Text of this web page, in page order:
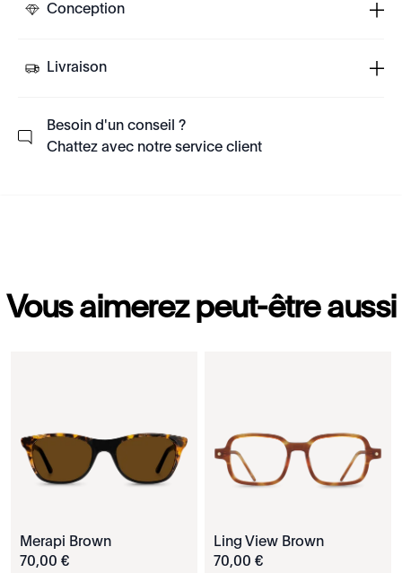
Conception
Livraison
Besoin d'un conseil ?
Chattez avec notre service client
Vous aimerez peut-être aussi
Merapi Brown
70,00 €
Ling View Brown
70,00 €